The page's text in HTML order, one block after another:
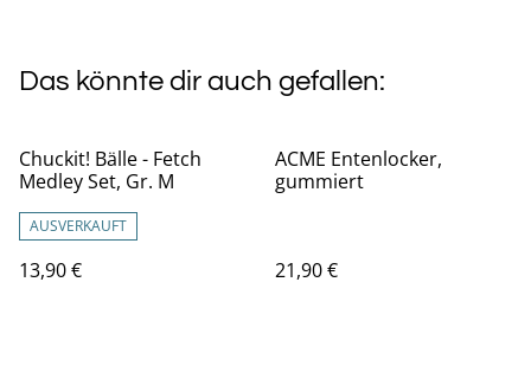
Das könnte dir auch gefallen:
Chuckit! Bälle - Fetch
Medley Set, Gr. M
AUSVERKAUFT
13,90 €
ACME Entenlocker,
gummiert
21,90 €